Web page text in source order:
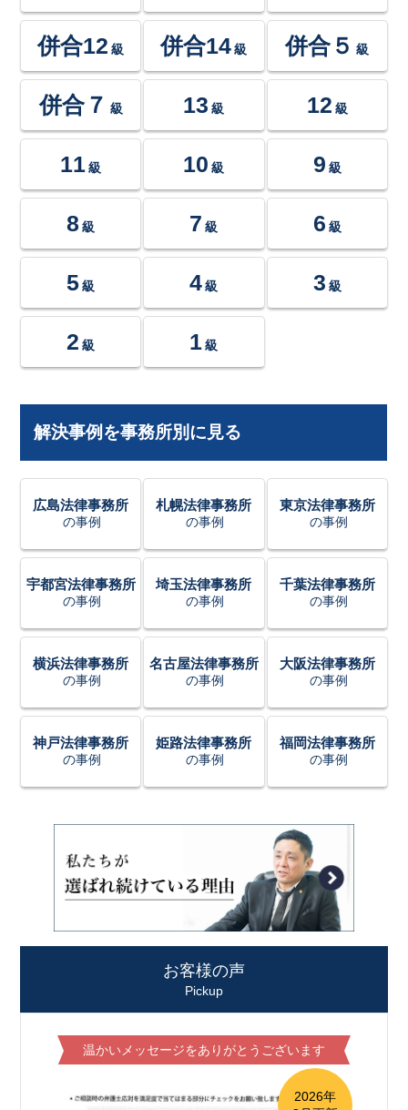
併合12 級 併合14 級 併合５ 級
併合７ 級 13 級 12 級
11 級 10 級 9 級
8 級 7 級 6 級
5 級 4 級 3 級
2 級 1 級
解決事例を事務所別に見る
広島法律事務所
の事例
札幌法律事務所
の事例
東京法律事務所
の事例
宇都宮法律事務所
の事例
埼玉法律事務所
の事例
千葉法律事務所
の事例
横浜法律事務所
の事例
名古屋法律事務所
の事例
大阪法律事務所
の事例
神戸法律事務所
の事例
姫路法律事務所
の事例
福岡法律事務所
の事例
お客様の声
Pickup
温かいメッセージをありがとうございます
2026年